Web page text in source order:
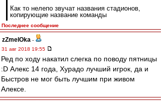
Как то нелепо звучат названия стадионов,
копирующие название команды
Последнее сообщение
zZmeIOka -
31 авг 2018 19:55
Ред по ходу накатил слегка по поводу пятницы
:D Алекс 14 года, Хурадо лучший игрок, да и
Быстров не мог быть лучшим при живом
Алексе.